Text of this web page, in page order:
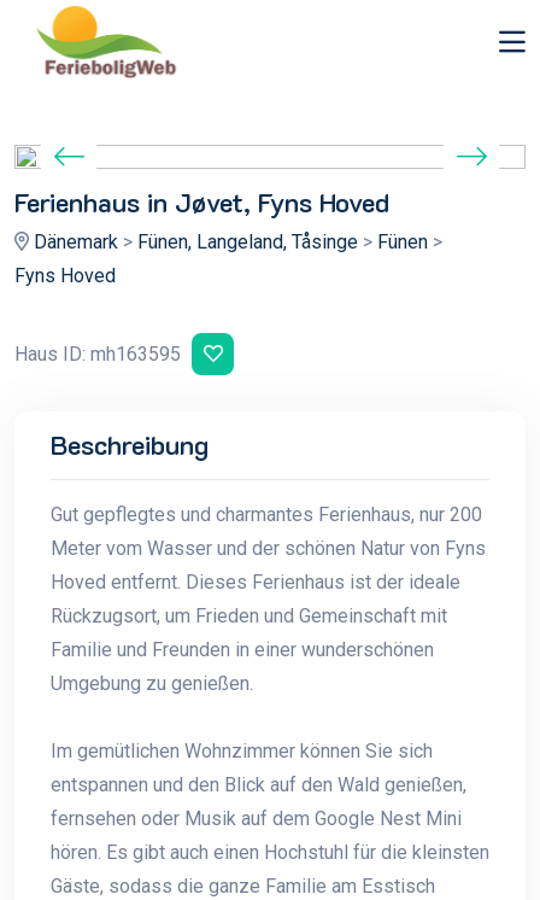
Ferienhaus in Jøvet, Fyns Hoved
Dänemark > Fünen, Langeland, Tåsinge > Fünen >
Fyns Hoved
Haus ID: mh163595
Beschreibung
Gut gepflegtes und charmantes Ferienhaus, nur 200
Meter vom Wasser und der schönen Natur von Fyns
Hoved entfernt. Dieses Ferienhaus ist der ideale
Rückzugsort, um Frieden und Gemeinschaft mit
Familie und Freunden in einer wunderschönen
Umgebung zu genießen.
Im gemütlichen Wohnzimmer können Sie sich
entspannen und den Blick auf den Wald genießen,
fernsehen oder Musik auf dem Google Nest Mini
hören. Es gibt auch einen Hochstuhl für die kleinsten
Gäste, sodass die ganze Familie am Esstisch